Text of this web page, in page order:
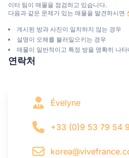
이터 팀이 매물을 점검하고 있습니다.
다음과 같은 문제가 있는 매물을 발견하시면
게시된 방과 사진이 일치하지 않는 경우
설명이 오해를 불러일으키는 경우
매물이 일반적이고 특정 방을 명확히 나
연락처
Évelyne
+33 (0)9 53 79 54